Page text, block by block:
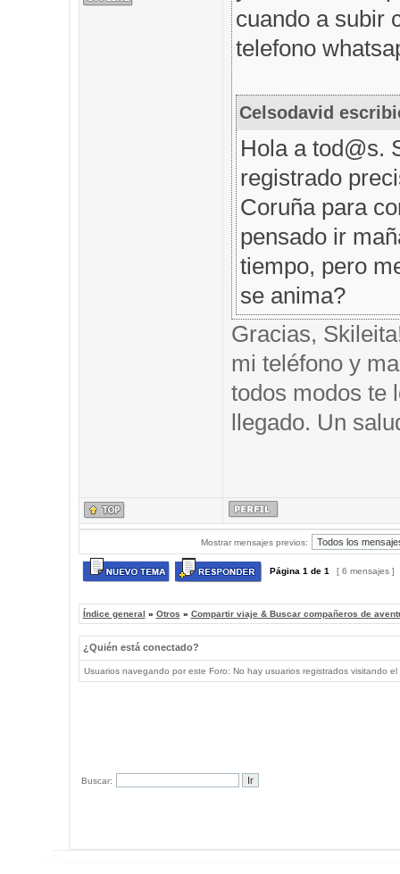
cuando a subir
telefono
Celsodavid
Hola a tod@s.
registrado
Coruña para
pensado ir
tiempo, pero
se anima?
Gracias,
mi teléfono y
todos modos te
llegado. Un
Mostrar mensajes previos:
Página 1 de 1 [ 6 mensajes ]
Índice general » Otros » Compartir viaje & Buscar compañeros de
¿Quién está conectado?
Usuarios navegando por este Foro: No hay usuarios registrados visitando
Buscar: